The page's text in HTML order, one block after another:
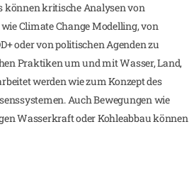
können kritische Analysen von
Climate Change Modelling, von
oder von politischen Agenden zu
Praktiken um und mit Wasser, Land,
werden wie zum Konzept des
Auch Bewegungen wie
Wasserkraft oder Kohleabbau können